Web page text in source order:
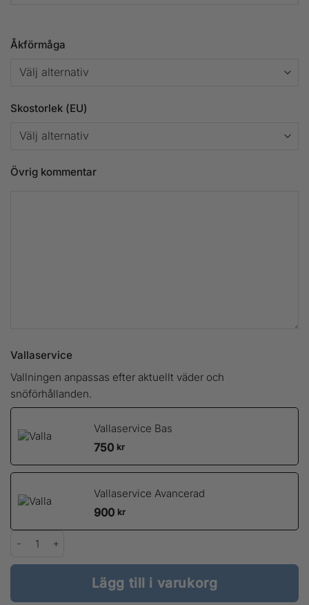
Åkförmåga
Skostorlek (EU)
Övrig kommentar
Vallaservice
Vallningen anpassas efter aktuellt väder och
snöförhållanden.
Vallaservice Bas
750 kr
Vallaservice Avancerad
900 kr
Lägg till i varukorg